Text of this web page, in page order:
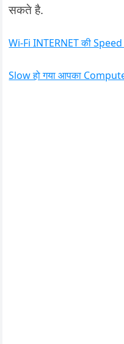
सकते है.
Wi-Fi INTERNET की
Slow हो गया आपका